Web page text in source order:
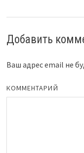
Добавить
Ваш адрес email не
КОММЕНТАРИЙ